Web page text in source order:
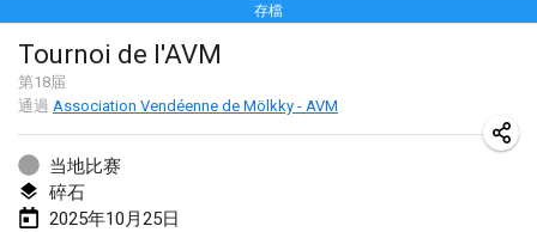
存檔
Tournoi de l'AVM
第18届
通過 Association Vendéenne de Mölkky - AVM
当地比赛
碎石
2025年10月25日
Indoor Polish Open 2025 - Singles
2025年1月18日 |波蘭
Tournoi de St Max
2025年1月19日|法國
Indoor Polish Open 2025 - Doubles
2025年1月19日